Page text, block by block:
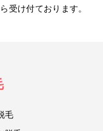
受け付ております。
毛